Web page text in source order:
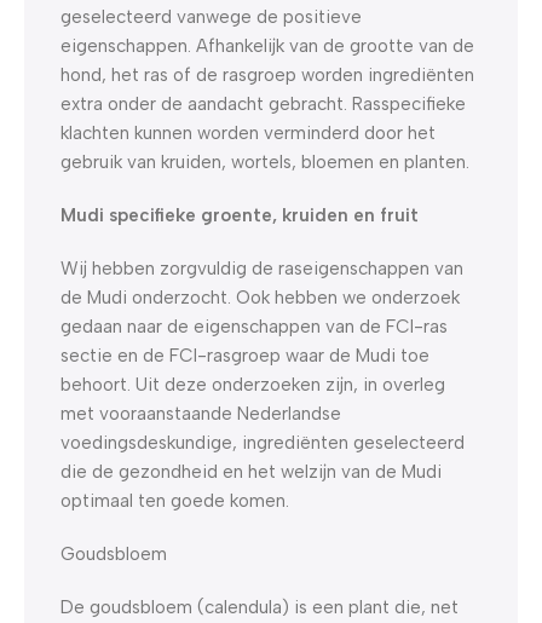
geselecteerd vanwege de positieve
eigenschappen. Afhankelijk van de grootte van de
hond, het ras of de rasgroep worden ingrediënten
extra onder de aandacht gebracht. Rasspecifieke
klachten kunnen worden verminderd door het
gebruik van kruiden, wortels, bloemen en planten.
Mudi specifieke groente, kruiden en fruit
Wij hebben zorgvuldig de raseigenschappen van
de Mudi onderzocht. Ook hebben we onderzoek
gedaan naar de eigenschappen van de FCI-ras
sectie en de FCI-rasgroep waar de Mudi toe
behoort. Uit deze onderzoeken zijn, in overleg
met vooraanstaande Nederlandse
voedingsdeskundige, ingrediënten geselecteerd
die de gezondheid en het welzijn van de Mudi
optimaal ten goede komen.
Goudsbloem
De goudsbloem (calendula) is een plant die, net